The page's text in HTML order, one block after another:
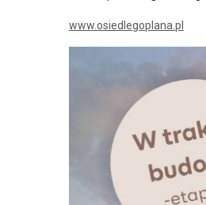
www.osiedlegoplana.pl